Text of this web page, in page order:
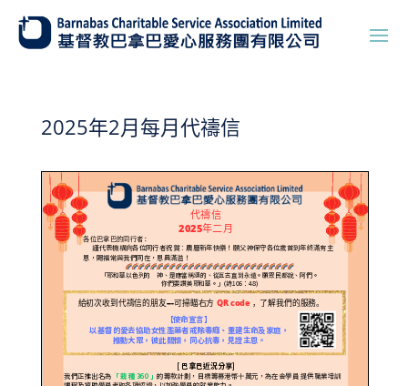
2025年2月每月代禱信